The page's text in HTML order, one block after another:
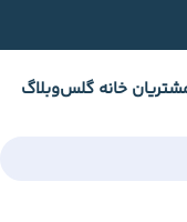
خانه گلسوبلاگ